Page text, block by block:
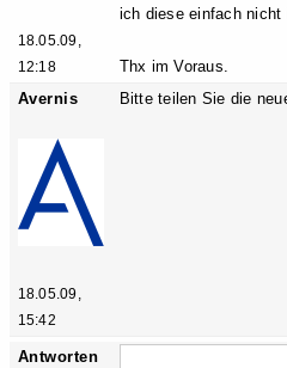
18.05.09,
12:18
ich diese einfach nicht
Thx im Voraus.
Avernis
18.05.09,
15:42
Bitte teilen Sie die
Antworten